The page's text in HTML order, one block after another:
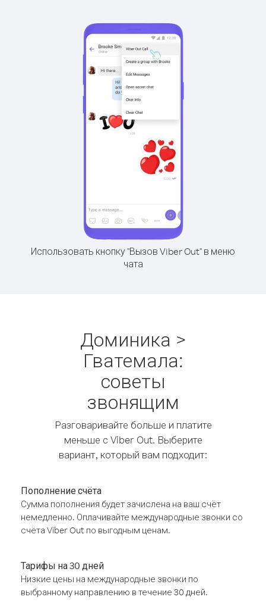
Использовать кнопку "Вызов Viber Out" в меню
чата
Доминика >
Гватемала:
советы
звонящим
Разговаривайте больше и платите
меньше с Viber Out. Выберите
вариант, который вам подходит:
Пополнение счёта
Сумма пополнения будет зачислена на ваш счёт
немедленно. Оплачивайте международные звонки со
счёта Viber Out по выгодным ценам.
Тарифы на 30 дней
Низкие цены на международные звонки по
выбранному направлению в течение 30 дней.